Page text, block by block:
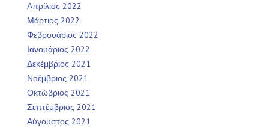
Απρίλιος 2022
Μάρτιος 2022
Φεβρουάριος 2022
Ιανουάριος 2022
Δεκέμβριος 2021
Νοέμβριος 2021
Οκτώβριος 2021
Σεπτέμβριος 2021
Αύγουστος 2021